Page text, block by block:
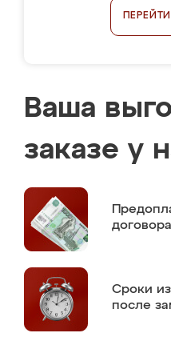
Ваша
заказе у
договора
Сроки
после